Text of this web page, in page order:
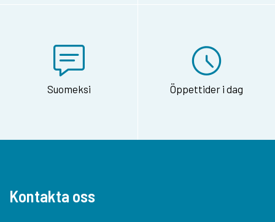
Suomeksi Öppettider i dag
Kontakta oss